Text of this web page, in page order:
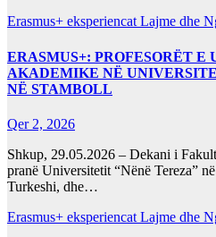
Erasmus+ eksperiencat Lajme dhe
ERASMUS+: PROFESORËT E
AKADEMIKE NË
NË STAMBOLL
Qer 2, 2026
Shkup, 29.05.2026 – Dekani i
pranë Universitetit “Nënë Tereza”
Turkeshi, dhe…
Erasmus+ eksperiencat Lajme dhe